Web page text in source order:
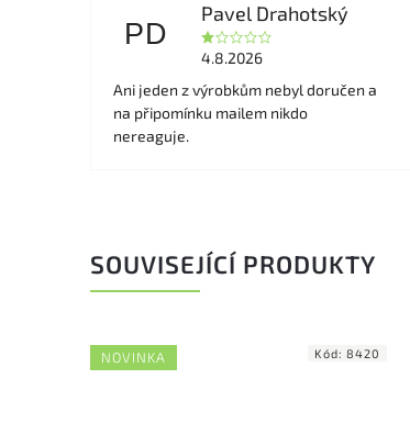
PD
Pavel Drahotský
4.8.2026
Ani jeden z výrobkům nebyl doručen a
na připomínku mailem nikdo
nereaguje.
SOUVISEJÍCÍ PRODUKTY
NOVINKA Kód: 8420